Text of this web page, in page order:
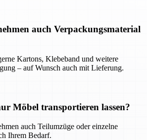
auch Verpackungsmaterial
Kartons, Klebeband und weitere
– auf Wunsch auch mit Lieferung.
Möbel transportieren lassen?
auch Teilumzüge oder einzelne
Ihrem Bedarf.